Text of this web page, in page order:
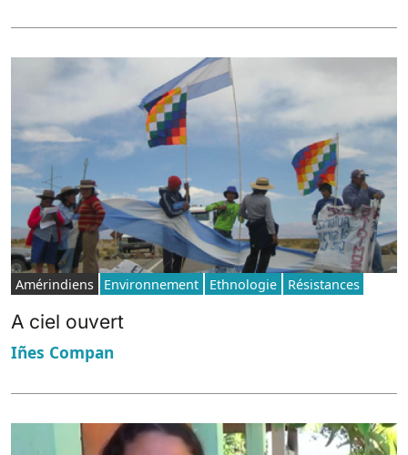
Amérindiens Environnement Ethnologie Résistances
A ciel ouvert
Iñes Compan